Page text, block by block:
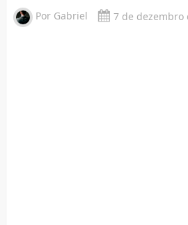
Por Gabriel 7 de dezembro